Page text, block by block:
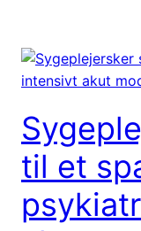
til et